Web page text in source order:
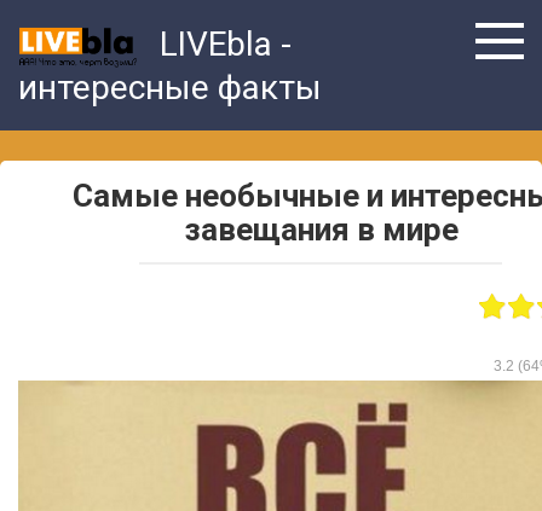
content
LIVEbla -
интересные факты
Самые необычные и
завещания в мире
3.2